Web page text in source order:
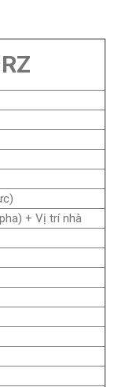
+ Vị trí nhà